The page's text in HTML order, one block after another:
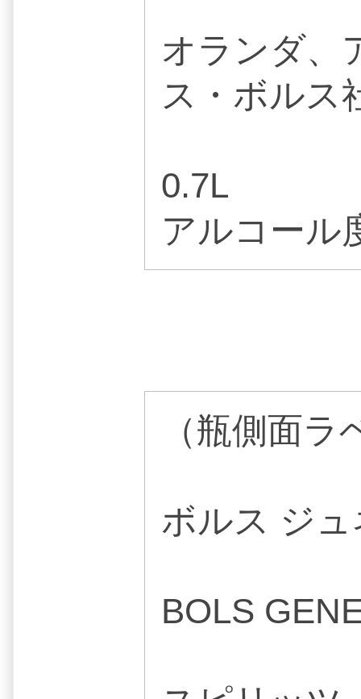
オランダ、
ス・ボルス
0.7L
アルコール
（瓶側面ラ
ボルス ジ
BOLS